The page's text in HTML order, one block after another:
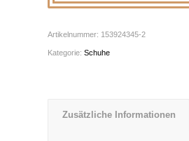
Artikelnummer: 153924345-2
Kategorie:Schuhe
Zusätzliche Informationen